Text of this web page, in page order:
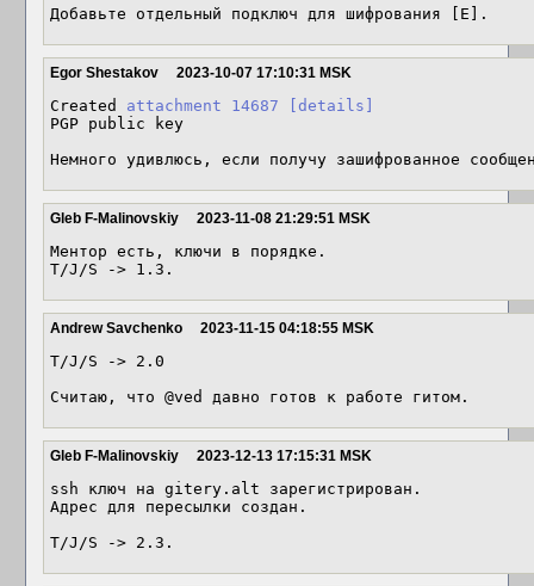
Добавьте отдельный подключ для шифрования [E].
Egor Shestakov 2023-10-07 17:10:31 MSK
Created attachment 14687
[details]
PGP public key
Немного удивлюсь, если получу зашифрованное
Gleb F-Malinovskiy 2023-11-08 21:29:51 MSK
Ментор есть, ключи в порядке.
T/J/S -> 1.3.
Andrew Savchenko 2023-11-15 04:18:55 MSK
T/J/S -> 2.0
Считаю, что @ved давно готов к работе гитом.
Gleb F-Malinovskiy 2023-12-13 17:15:31 MSK
ssh ключ на gitery.alt зарегистрирован.
Адрес для пересылки создан.
T/J/S -> 2.3.